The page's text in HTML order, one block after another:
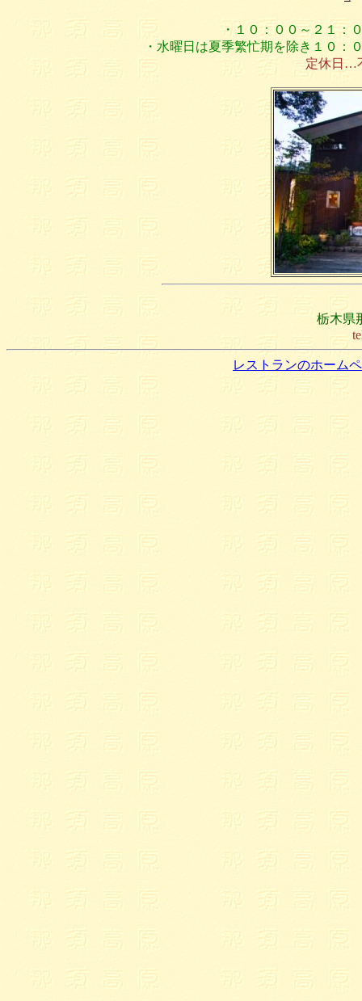
・１０：００～２１
・水曜日は夏季繁忙期を除き１０
定休日…
栃木県
レストランのホーム